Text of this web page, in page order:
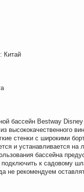
Китай
бассейн Bestway
высококачественного
стенки с широкими
и устанавливается
бассейна
к садовому
не рекомендуем